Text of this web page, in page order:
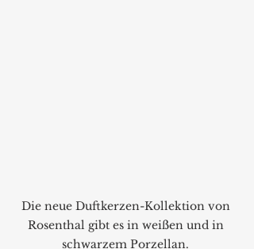
Die neue Duftkerzen-Kollektion von
Rosenthal gibt es in weißen und in
schwarzem Porzellan.